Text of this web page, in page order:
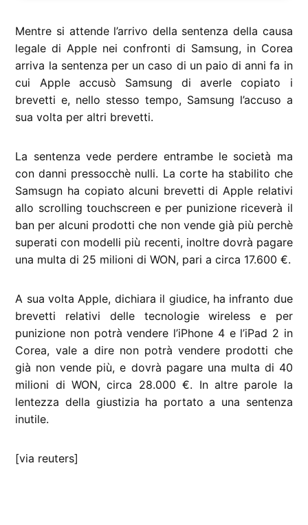
Mentre si attende l’arrivo della sentenza della causa
legale di Apple nei confronti di Samsung, in Corea
arriva la sentenza per un caso di un paio di anni fa in
cui Apple accusò Samsung di averle copiato i
brevetti e, nello stesso tempo, Samsung l’accuso a
sua volta per altri brevetti.
La sentenza vede perdere entrambe le società ma
con danni pressocchè nulli. La corte ha stabilito che
Samsugn ha copiato alcuni brevetti di Apple relativi
allo scrolling touchscreen e per punizione riceverà il
ban per alcuni prodotti che non vende già più perchè
superati con modelli più recenti, inoltre dovrà pagare
una multa di 25 milioni di WON, pari a circa 17.600 €.
A sua volta Apple, dichiara il giudice, ha infranto due
brevetti relativi delle tecnologie wireless e per
punizione non potrà vendere l’iPhone 4 e l’iPad 2 in
Corea, vale a dire non potrà vendere prodotti che
già non vende più, e dovrà pagare una multa di 40
milioni di WON, circa 28.000 €. In altre parole la
lentezza della giustizia ha portato a una sentenza
inutile.
[via reuters]